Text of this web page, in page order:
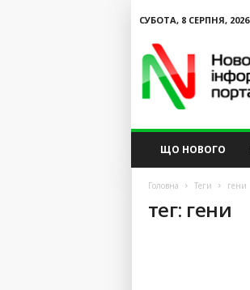
СУБОТА, 8 СЕРПНЯ, 2026
ЩО НОВОГО
Головна Теги гени
тег: гени